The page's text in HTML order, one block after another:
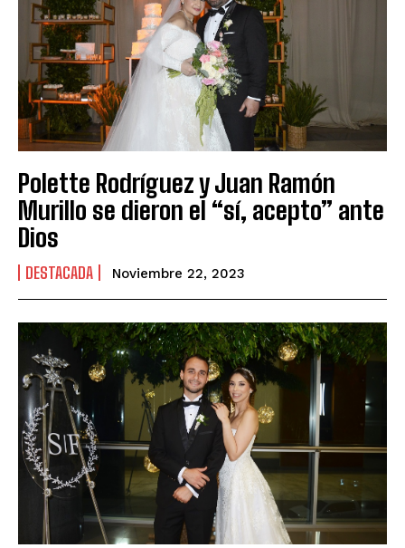
Polette Rodríguez y Juan Ramón
Murillo se dieron el “sí, acepto” ante
Dios
DESTACADA Noviembre 22, 2023